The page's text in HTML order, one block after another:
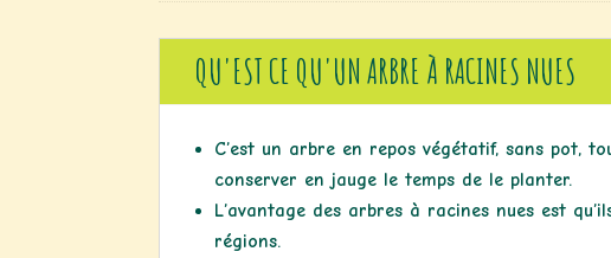
QU'EST CE QU'UN ARBRE À RACINES NUES
C’est un arbre en repos végétatif, sans pot,
conserver en jauge le temps de le planter.
L’avantage des arbres à racines nues est
régions.